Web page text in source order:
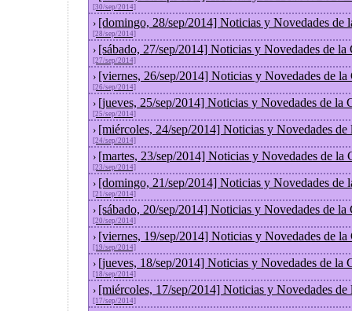
[30/sep/2014]
› [domingo, 28/sep/2014] Noticias y Novedades de
[28/sep/2014]
› [sábado, 27/sep/2014] Noticias y Novedades de la
[27/sep/2014]
› [viernes, 26/sep/2014] Noticias y Novedades de la
[26/sep/2014]
› [jueves, 25/sep/2014] Noticias y Novedades de la
[25/sep/2014]
› [miércoles, 24/sep/2014] Noticias y Novedades de
[24/sep/2014]
› [martes, 23/sep/2014] Noticias y Novedades de la
[23/sep/2014]
› [domingo, 21/sep/2014] Noticias y Novedades de
[21/sep/2014]
› [sábado, 20/sep/2014] Noticias y Novedades de la
[20/sep/2014]
› [viernes, 19/sep/2014] Noticias y Novedades de la
[19/sep/2014]
› [jueves, 18/sep/2014] Noticias y Novedades de la
[18/sep/2014]
› [miércoles, 17/sep/2014] Noticias y Novedades de
[17/sep/2014]